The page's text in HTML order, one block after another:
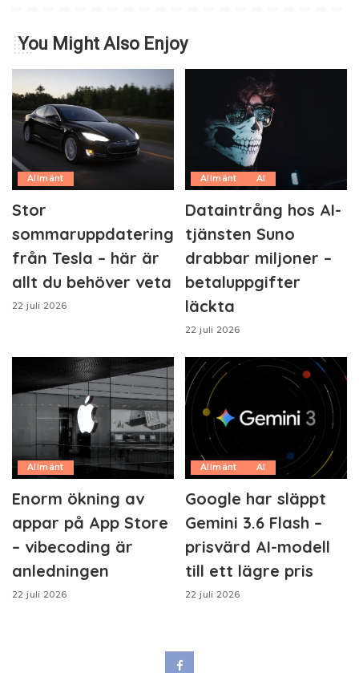
You Might Also Enjoy
Allmänt
Stor
sommaruppdatering
från Tesla – här är
allt du behöver veta
22 juli 2026
Allmänt AI
Dataintrång hos AI-
tjänsten Suno
drabbar miljoner –
betaluppgifter
läckta
22 juli 2026
Allmänt
Enorm ökning av
appar på App Store
– vibecoding är
anledningen
22 juli 2026
Allmänt AI
Google har släppt
Gemini 3.6 Flash –
prisvärd AI-modell
till ett lägre pris
22 juli 2026